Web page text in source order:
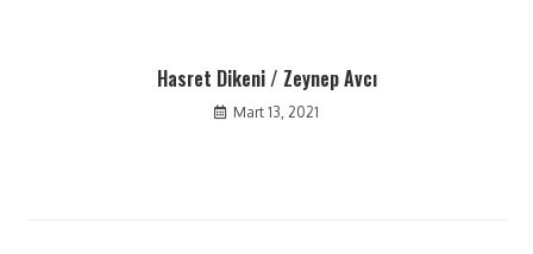
Hasret Dikeni / Zeynep Avcı
Mart 13, 2021